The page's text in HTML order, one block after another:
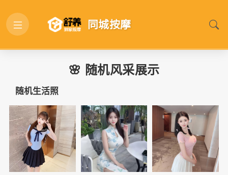
同城按摩
🌸 随机风采展示
随机生活照
📷 📷 📷